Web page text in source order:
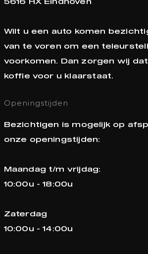
5616 HX Eindhoven
Wilt u een auto komen
van te voren om een
voorkomen. Dan zorgen wij
koffie voor u klaarstaat.
Openingstijden
Bezichtigen is mogelijk op
onze openingstijden:
Maandag t/m vrijdag:
10:00u - 18:00u
Zaterdag
10:00u - 14:00u